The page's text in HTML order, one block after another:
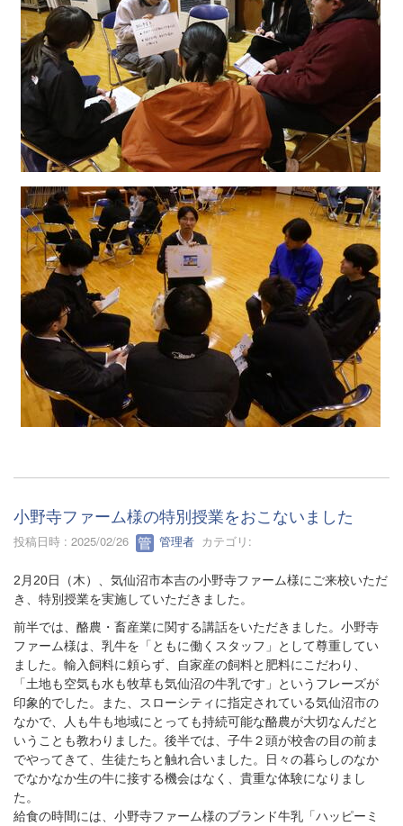
小野寺ファーム様の特別授業をおこないました
投稿日時 : 2025/02/26 管理者 カテゴリ:
2月20日（木）、気仙沼市本吉の小野寺ファーム様にご来校いただ
き、特別授業を実施していただきました。
前半では、酪農・畜産業に関する講話をいただきました。小野寺
ファーム様は、乳牛を「ともに働くスタッフ」として尊重してい
ました。輸入飼料に頼らず、自家産の飼料と肥料にこだわり、
「土地も空気も水も牧草も気仙沼の牛乳です」というフレーズが
印象的でした。また、スローシティに指定されている気仙沼市の
なかで、人も牛も地域にとっても持続可能な酪農が大切なんだと
いうことも教わりました。後半では、子牛２頭が校舎の目の前ま
でやってきて、生徒たちと触れ合いました。日々の暮らしのなか
でなかなか生の牛に接する機会はなく、貴重な体験になりまし
た。
給食の時間には、小野寺ファーム様のブランド牛乳「ハッピーミ